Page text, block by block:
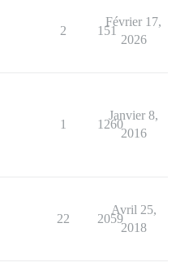
2 151
Février 17,
2026
1 1260
Janvier 8,
2016
22 2059
Avril 25,
2018